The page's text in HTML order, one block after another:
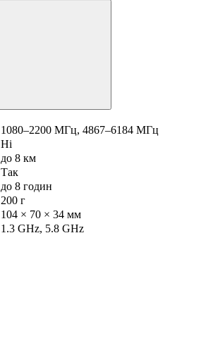
1080–2200 МГц, 4867–6184 МГц
Ні
до 8 км
Так
до 8 годин
200 г
104 × 70 × 34 мм
1.3 GHz, 5.8 GHz